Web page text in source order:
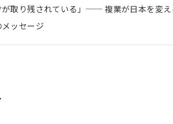
が取り残されている」── 複業が日本を変
ッセージ